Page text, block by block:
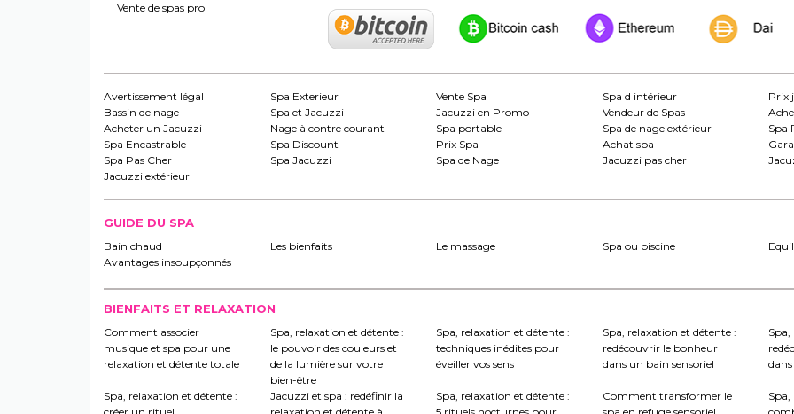
Vente de spas pro
Avertissement légal Spa Exterieur Vente Spa Spa d intérieur
Prix
Bassin de nage
Spa et Jacuzzi Jacuzzi en Promo Vendeur de Spas
Acheter un Jacuzzi
Nage à contre courant Spa portable Spa de nage extérieur
Spa
Spa Encastrable
Spa Discount Prix Spa Achat spa
Spa Pas Cher
Spa Jacuzzi Spa de Nage Jacuzzi pas cher
Jacuzzi extérieur
GUIDE DU SPA
Bain chaud Les bienfaits Le massage Spa ou piscine
Avantages insoupçonnés
BIENFAITS ET RELAXATION
Comment associer
musique et spa pour une
relaxation et détente totale
Spa, relaxation et détente :
le pouvoir des couleurs et
de la lumière sur votre
bien-être
Spa, relaxation et détente :
techniques inédites pour
éveiller vos sens
Spa, relaxation et détente :
redécouvrir le bonheur
dans un bain sensoriel
Spa, relaxation et détente :
Jacuzzi et spa : redéfinir la
Spa, relaxation et détente :
Comment transformer le